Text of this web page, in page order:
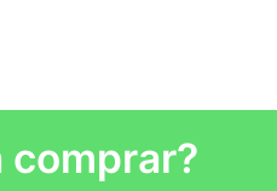
comprar?